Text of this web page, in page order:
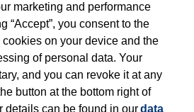
marketing and performance
“Accept”, you consent to the
on your device and the
of personal data. Your
and you can revoke it at any
button at the bottom right of
details can be found in ourdata